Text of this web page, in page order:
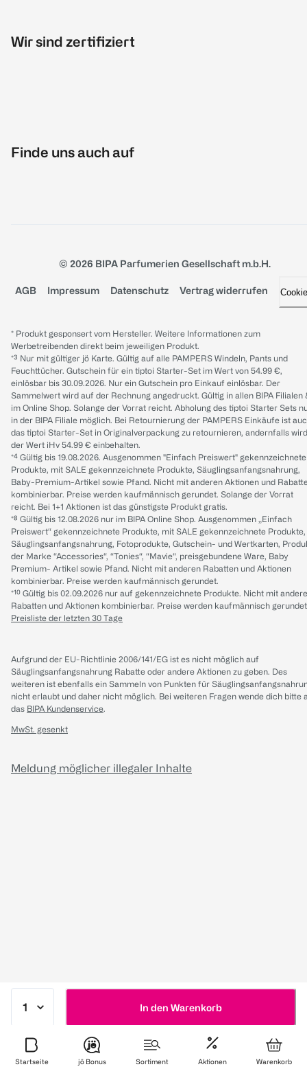
In den Warenkorb
Wir sind zertifiziert
Finde uns auch auf
© 2026 BIPA Parfumerien Gesellschaft m.b.H.
AGB Impressum Datenschutz Vertrag widerrufen
* Produkt gesponsert vom Hersteller. Weitere Informationen zum
Werbetreibenden direkt beim jeweiligen Produkt.
*³ Nur mit gültiger jö Karte. Gültig auf alle PAMPERS Windeln, Pants und
Feuchttücher. Gutschein für ein tiptoi Starter-Set im Wert von 54.99 €,
einlösbar bis 30.09.2026. Nur ein Gutschein pro Einkauf einlösbar. Der
Sammelwert wird auf der Rechnung angedruckt. Gültig in allen BIPA Filialen
im Online Shop. Solange der Vorrat reicht. Abholung des tiptoi Starter Sets
in der BIPA Filiale möglich. Bei Retournierung der PAMPERS Einkäufe ist
das tiptoi Starter-Set in Originalverpackung zu retournieren, andernfalls wird
der Wert iHv 54.99 € einbehalten.
*⁴ Gültig bis 19.08.2026. Ausgenommen "Einfach Preiswert" gekennzeichnete
Produkte, mit SALE gekennzeichnete Produkte, Säuglingsanfangsnahrung,
Baby-Premium-Artikel sowie Pfand. Nicht mit anderen Aktionen und
kombinierbar. Preise werden kaufmännisch gerundet. Solange der Vorrat
reicht. Bei 1+1 Aktionen ist das günstigste Produkt gratis.
*⁸ Gültig bis 12.08.2026 nur im BIPA Online Shop. Ausgenommen „Einfach
Preiswert“ gekennzeichnete Produkte, mit SALE gekennzeichnete Produkte,
Säuglingsanfangsnahrung, Fotoprodukte, Gutschein- und Wertkarten,
der Marke “Accessories“, “Tonies“, “Mavie“, preisgebundene Ware, Baby
Premium- Artikel sowie Pfand. Nicht mit anderen Rabatten und Aktionen
kombinierbar. Preise werden kaufmännisch gerundet.
*¹⁰ Gültig bis 02.09.2026 nur auf gekennzeichnete Produkte. Nicht mit
Rabatten und Aktionen kombinierbar. Preise werden kaufmännisch
Preisliste der letzten 30 Tage
Aufgrund der EU-Richtlinie 2006/141/EG ist es nicht möglich auf
Säuglingsanfangsnahrung Rabatte oder andere Aktionen zu geben. Des
weiteren ist ebenfalls ein Sammeln von Punkten für
nicht erlaubt und daher nicht möglich. Bei weiteren Fragen wende dich bitte
das BIPA Kundenservice.
MwSt. gesenkt
Meldung möglicher illegaler Inhalte
Startseite jö Bonus Sortiment Aktionen Warenkorb